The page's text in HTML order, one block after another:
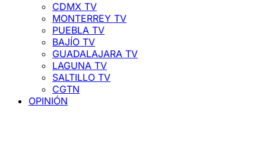
CDMX TV
MONTERREY TV
PUEBLA TV
BAJÍO TV
GUADALAJARA TV
LAGUNA TV
SALTILLO TV
CGTN
OPINIÓN